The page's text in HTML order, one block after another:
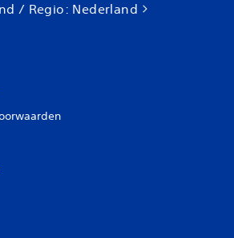
/ Regio: Nederland